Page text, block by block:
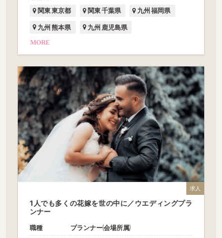
関東 東京都
関東 千葉県 九州 福岡県
九州 熊本県 九州 鹿児島県
MORE
求人
1人でも多くの花嫁を世の中に／ウエディングプラ
ンナー
職種
プランナー(会場所属)